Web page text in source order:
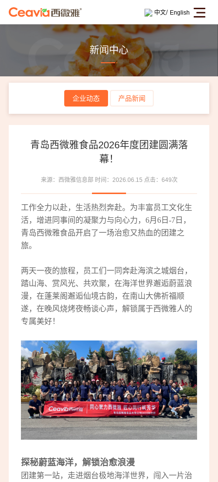
中文/ English
新闻中心
企业动态 产品新闻
青岛西微雅食品2026年度团建圆满落
幕！
来源：西微雅信息部 时间：2026.06.15 点击：649次
工作全力以赴，生活热烈奔赴。为丰富员工文化生
活，增进同事间的凝聚力与向心力，6月6日-7日，
青岛西微雅食品开启了一场治愈又热血的团建之
旅。
两天一夜的旅程，员工们一同奔赴海滨之城烟台，
踏山海、赏风光、共欢聚，在海洋世界邂逅蔚蓝浪
漫，在蓬莱阁邂逅仙境古韵，在南山大佛祈福顺
遂，在晚风烧烤夜畅谈心声，解锁属于西微雅人的
专属美好！
探秘蔚蓝海洋，解锁治愈浪漫
团建第一站，走进烟台极地海洋世界，闯入一片治